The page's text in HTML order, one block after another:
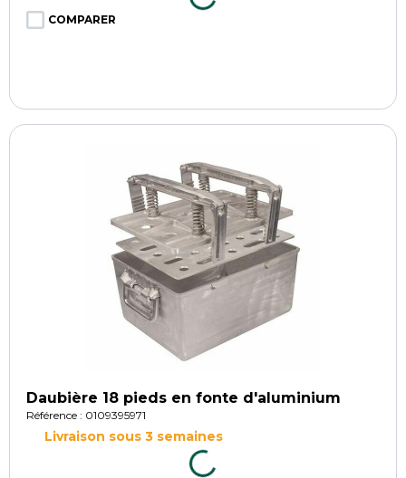
COMPARER
Daubière 18 pieds en fonte d'aluminium
Référence : 0109395971
Livraison sous 3 semaines